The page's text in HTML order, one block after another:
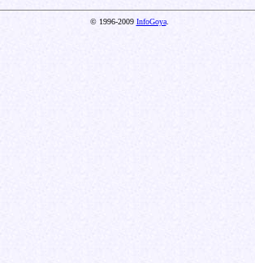
© 1996-2009 InfoGoya.